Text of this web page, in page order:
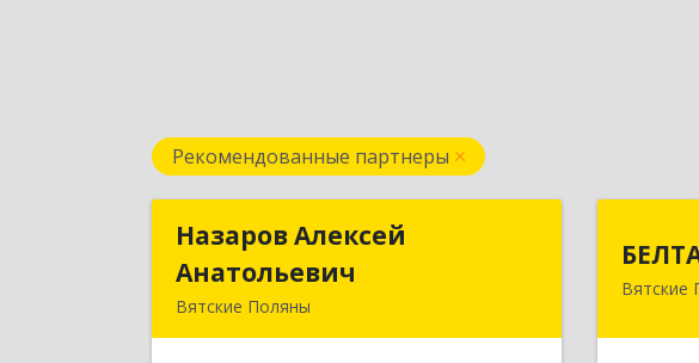
Рекомендованные партнеры
Назаров Алексей
Анатольевич
Вятские Поляны
Назаров Алексей
Вятские